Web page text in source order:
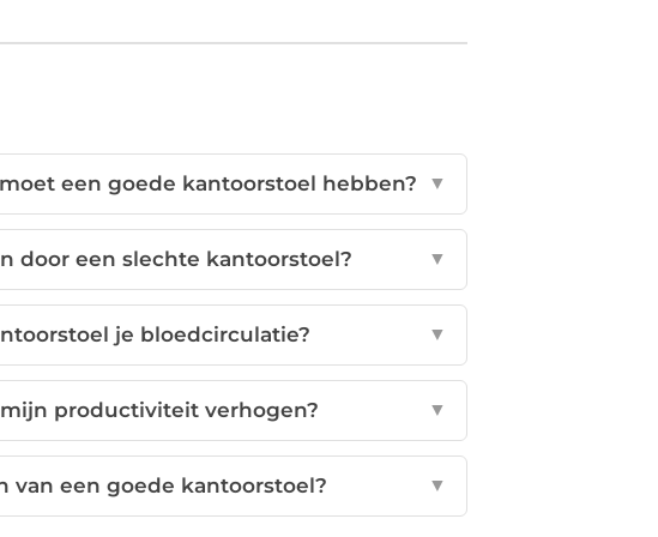
een goede kantoorstoel hebben? ▼
door een slechte kantoorstoel? ▼
je bloedcirculatie? ▼
productiviteit verhogen? ▼
van een goede kantoorstoel? ▼